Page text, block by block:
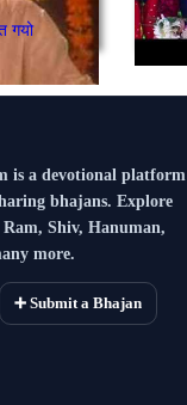
गयो
is a devotional platform
bhajans. Explore
Shiv, Hanuman,
more.
➕ Submit a Bhajan